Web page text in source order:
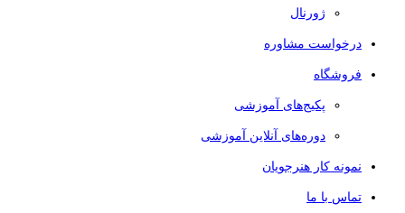
ژورنال
درخواست مشاوره
فروشگاه
پکیج‌های آموزشی
دوره‌های آنلاین آموزشی
نمونه کار هنرجویان
تماس با ما